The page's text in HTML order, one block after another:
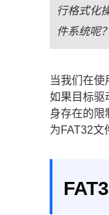
行格式化
件系统呢
当我们在使
如果目标驱
身存在的限
为FAT32文